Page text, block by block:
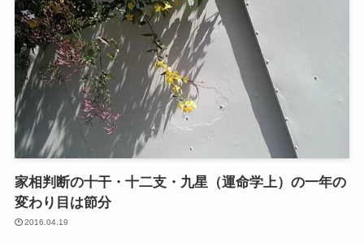
家相判断の十干・十二支・九星（運命学上）の一年の
変わり目は節分
2016.04.19